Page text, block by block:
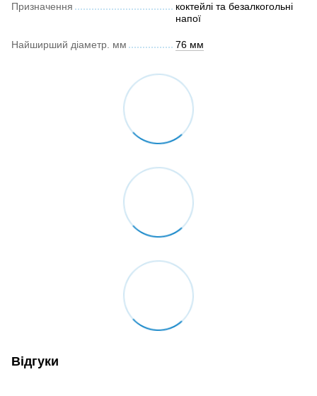
Призначення
коктейлі та безалкогольні
напої
Найширший діаметр. мм 76 мм
Відгуки